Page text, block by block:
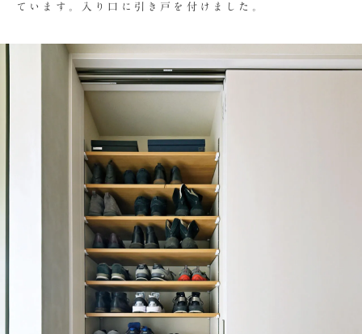
ています。入り口に引き戸を付けました。